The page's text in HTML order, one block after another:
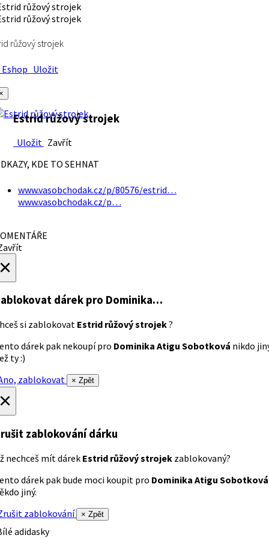
růžový strojek
Uložit
Estrid růžový strojek
Uložit Zavřít
KDE TO SEHNAT
www.vasobchodak.cz/p/80576/estrid…
www.vasobchodak.cz/p…
dárek pro Dominika…
si zablokovat Estrid růžový strojek?
dárek pak nekoupí pro Dominika Atigu Sobotková nikdo
ty :)
zablokovat
× Zpět
zablokování dárku
nechceš mít dárek Estrid růžový strojek zablokovaný?
dárek pak bude moci koupit pro Dominika Atigu Sobotková
jiný.
zablokování
× Zpět